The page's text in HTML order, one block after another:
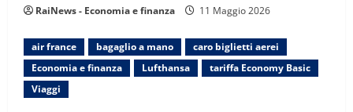
RaiNews - Economia e finanza 11 Maggio 2026
air france bagaglio a mano
caro biglietti aerei
Economia e finanza
Lufthansa
tariffa Economy Basic
Viaggi